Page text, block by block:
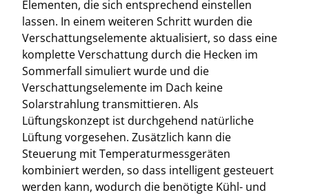
Elementen, die sich entsprechend einstellen
lassen. In einem weiteren Schritt wurden die
Verschattungselemente aktualisiert, so dass eine
komplette Verschattung durch die Hecken im
Sommerfall simuliert wurde und die
Verschattungselemente im Dach keine
Solarstrahlung transmittieren. Als
Lüftungskonzept ist durchgehend natürliche
Lüftung vorgesehen. Zusätzlich kann die
Steuerung mit Temperaturmessgeräten
kombiniert werden, so dass intelligent gesteuert
werden kann, wodurch die benötigte Kühl- und